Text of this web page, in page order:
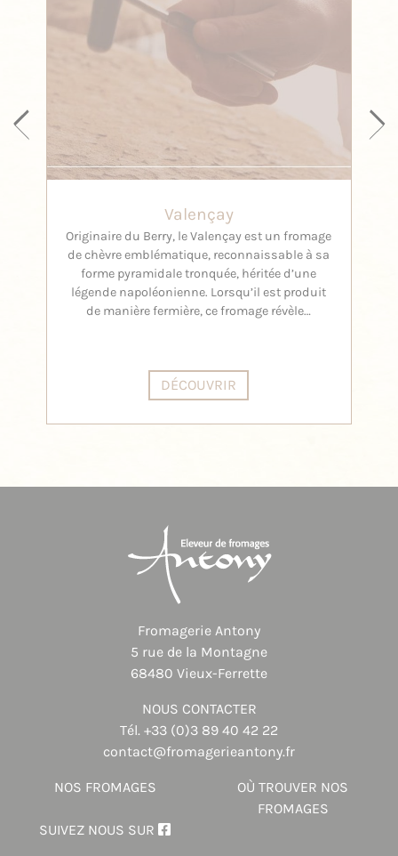
Valençay
Originaire du Berry, le Valençay est un fromage
de chèvre emblématique, reconnaissable à sa
forme pyramidale tronquée, héritée d’une
légende napoléonienne. Lorsqu’il est produit
de manière fermière, ce fromage révèle…
DÉCOUVRIR
Fromagerie Antony
5 rue de la Montagne
68480 Vieux-Ferrette
NOUS CONTACTER
Tél. +33 (0)3 89 40 42 22
contact@fromagerieantony.fr
NOS FROMAGES
OÙ TROUVER NOS
FROMAGES
SUIVEZ NOUS SUR